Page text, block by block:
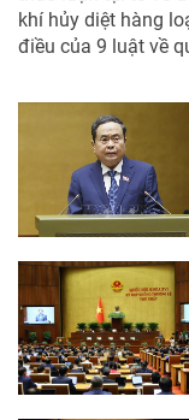
khí hủy diệt hàng
điều của 9 luật về